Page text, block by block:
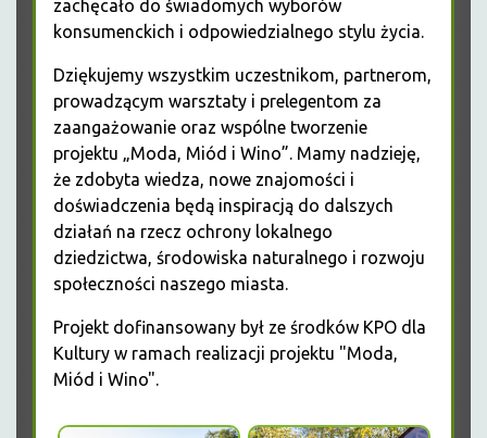
zachęcało do świadomych wyborów
konsumenckich i odpowiedzialnego stylu życia.
Dziękujemy wszystkim uczestnikom, partnerom,
prowadzącym warsztaty i prelegentom za
zaangażowanie oraz wspólne tworzenie
projektu „Moda, Miód i Wino”. Mamy nadzieję,
że zdobyta wiedza, nowe znajomości i
doświadczenia będą inspiracją do dalszych
działań na rzecz ochrony lokalnego
dziedzictwa, środowiska naturalnego i rozwoju
społeczności naszego miasta.
Projekt dofinansowany był ze środków KPO dla
Kultury w ramach realizacji projektu "Moda,
Miód i Wino".